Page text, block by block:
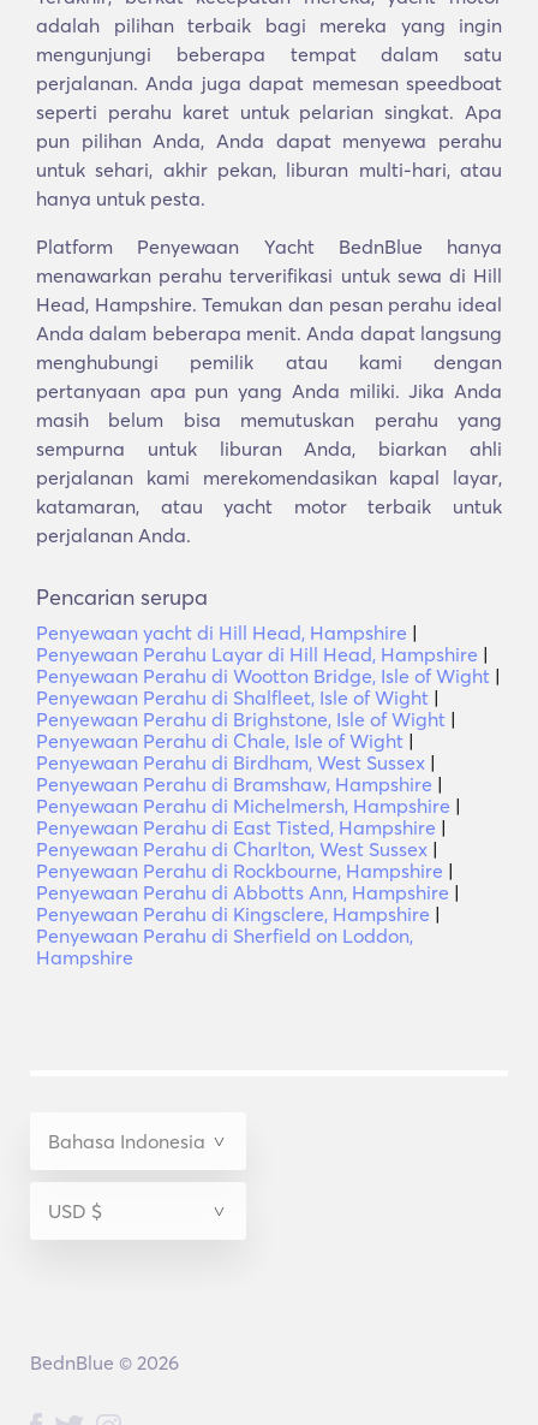
adalah pilihan terbaik bagi mereka yang ingin
mengunjungi beberapa tempat dalam satu
perjalanan. Anda juga dapat memesan speedboat
seperti perahu karet untuk pelarian singkat. Apa
pun pilihan Anda, Anda dapat menyewa perahu
untuk sehari, akhir pekan, liburan multi-hari, atau
hanya untuk pesta.
Platform Penyewaan Yacht BednBlue hanya
menawarkan perahu terverifikasi untuk sewa di Hill
Head, Hampshire. Temukan dan pesan perahu ideal
Anda dalam beberapa menit. Anda dapat langsung
menghubungi pemilik atau kami dengan
pertanyaan apa pun yang Anda miliki. Jika Anda
masih belum bisa memutuskan perahu yang
sempurna untuk liburan Anda, biarkan ahli
perjalanan kami merekomendasikan kapal layar,
katamaran, atau yacht motor terbaik untuk
perjalanan Anda.
Pencarian serupa
Penyewaan yacht di Hill Head, Hampshire |
Penyewaan Perahu Layar di Hill Head, Hampshire |
Penyewaan Perahu di Wootton Bridge, Isle of Wight |
Penyewaan Perahu di Shalfleet, Isle of Wight |
Penyewaan Perahu di Brighstone, Isle of Wight |
Penyewaan Perahu di Chale, Isle of Wight |
Penyewaan Perahu di Birdham, West Sussex |
Penyewaan Perahu di Bramshaw, Hampshire |
Penyewaan Perahu di Michelmersh, Hampshire |
Penyewaan Perahu di East Tisted, Hampshire |
Penyewaan Perahu di Charlton, West Sussex |
Penyewaan Perahu di Rockbourne, Hampshire |
Penyewaan Perahu di Abbotts Ann, Hampshire |
Penyewaan Perahu di Kingsclere, Hampshire |
Penyewaan Perahu di Sherfield on Loddon,
Hampshire
BednBlue © 2026